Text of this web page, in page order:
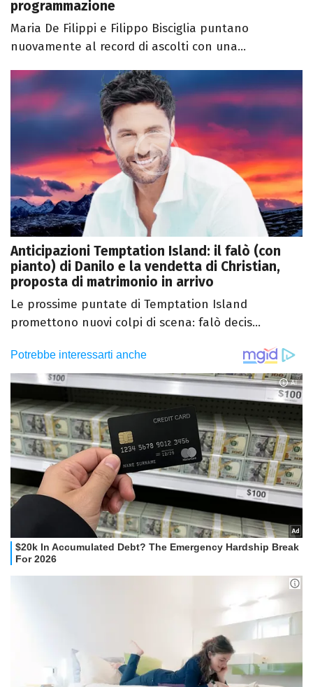
programmazione
Maria De Filippi e Filippo Bisciglia puntano
nuovamente al record di ascolti con una...
Anticipazioni Temptation Island: il falò (con
pianto) di Danilo e la vendetta di Christian,
proposta di matrimonio in arrivo
Le prossime puntate di Temptation Island
promettono nuovi colpi di scena: falò decis...